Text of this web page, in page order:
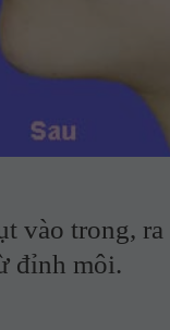
trong, ra
đỉnh môi.